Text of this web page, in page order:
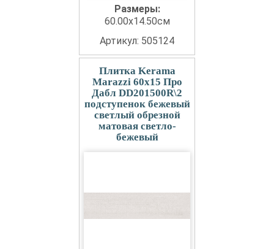
Размеры:
60.00x14.50см
Артикул: 505124
Плитка Kerama
Marazzi 60x15 Про
Дабл DD201500R\2
подступенок бежевый
светлый обрезной
матовая светло-
бежевый